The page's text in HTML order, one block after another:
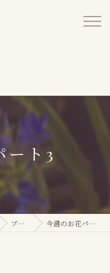
ート3
ブログ 今週のお花パート3